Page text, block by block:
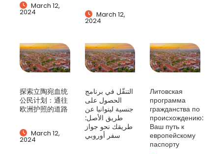
March 12,
2024 March 12,
2024
探索立陶宛血统
公民计划：通往
欧洲护照的道路
March 12,
2024
التنقّل في برنامج
الحصول على
جنسية ليتوانيا عن
طريق الأصل:
طريقك نحو جواز
سفر أوروبي
Литовская
программа
гражданства по
происхождению:
Ваш путь к
европейскому
паспорту